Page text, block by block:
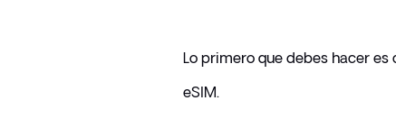
Lo primero que debes hacer
eSIM.